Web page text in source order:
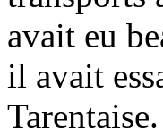
avait eu
il avait
Tarentaise.